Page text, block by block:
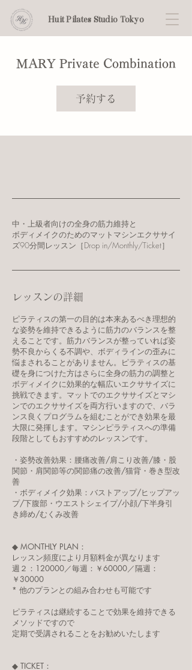
Huit Pilates Studio Tokyo
MARY Private Combination
予約する
中・上級者向けの全身の筋力維持と
ボディメイクのためのマットマシンエクササイ
ズ90分間レッスン［Drop in/Monthly/Ticket］
レッスンの詳細
ピラティスの第一の目的は本来あるべき理想的
な姿勢を維持できるように筋力のバランスを整
えることです。筋力バランスが整っていれば姿
勢不良からくる不調や、ボディラインの歪みに
悩まされることがありません。ピラティスの基
礎を身につけた方はさらに全身の筋力の調整と
ボディメイクに効果的な幅広いエクササイズに
挑戦できます。マットでのエクササイズとマシ
ンでのエクササイズを両方行いますので、バラ
ンス良くプログラムを組むことができ効果を最
大限に発揮します。マシンピラティスへの準備
段階としてもおすすめのレッスンです。
・姿勢改善効果：腰痛改善/肩こり改善/膝・股
関節・肩関節等の関節痛の改善/猫背・巻き型改
善
・ボディメイク効果：バストアップ/ヒップアッ
プ/下腹部・ウエストシェイプ/小顔/下半身引
き締め/むくみ改善
◆ MONTHLY PLAN：
レッスン頻度により月額料金が異なります
週２：120000／毎週：￥60000／隔週：
￥30000
* 他のプランとの組み合わせも可能です
ピラティスは継続することで効果を維持できる
メソッドですので
定期で受講されることをお勧めいたします
◆ TICKET：